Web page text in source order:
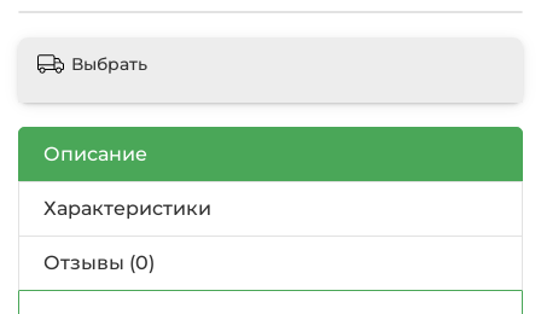
Выбрать
Описание
Характеристики
Отзывы (0)